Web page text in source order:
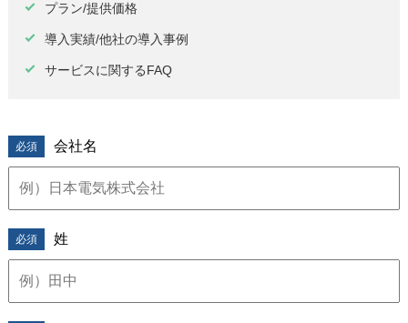
o
c
a
t
プラン/提供価格
導入実績/他社の導入事例
サービスに関するFAQ
会社名
姓